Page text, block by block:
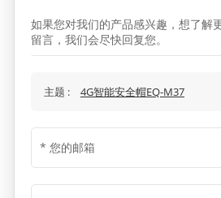
如果您对我们的产品感兴趣，想了解
留言，我们会尽快回复您。
主题 : 4G智能安全帽EQ-M37